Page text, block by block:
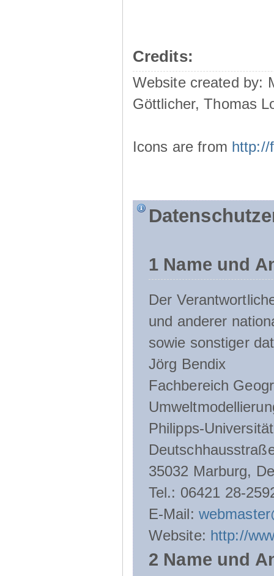
Credits:
Website created by:
Göttlicher, Thomas
Icons are from http://
1 Name und
Der
und anderer
sowie sonstiger
Jörg Bendix
Fachbereich
Philipps-
35032 Marburg,
Tel.: 06421 28-
E-Mail:
Website: http://
2 Name und